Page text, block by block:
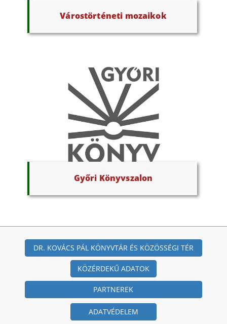
Várostörténeti mozaikok
Győri Könyvszalon
DR. KOVÁCS PÁL KÖNYVTÁR ÉS KÖZÖSSÉGI TÉR
KÖZÉRDEKŰ ADATOK
PARTNEREK
ADATVÉDELEM